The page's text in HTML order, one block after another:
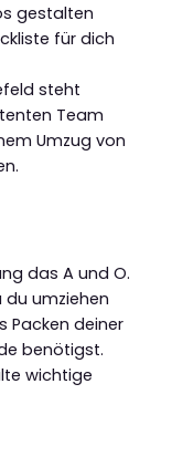
gestalten
für dich
steht
Team
Umzug von
das A und O.
du umziehen
Packen deiner
benötigst.
wichtige